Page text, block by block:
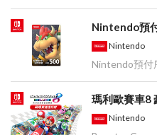
Nintendo預
Nintendo
Nintendo預付
瑪利歐賽車8
Nintendo